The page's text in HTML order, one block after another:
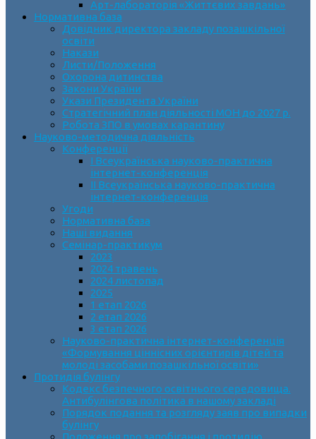
Арт-лабораторія «Життєвих завдань»
Нормативна база
Довідник директора закладу позашкільної
освіти
Накази
Листи/Положення
Охорона дитинства
Закони України
Укази Президента України
Стратегічний план діяльності МОН до 2027 р.
Робота ЗПО в умовах карантину
Науково-методична діяльність
Конференції
І Всеукраїнська науково-практична
інтернет-конференція
ІІ Всеукраїнська науково-практична
інтернет-конференція
Угоди
Нормативна база
Наші видання
Семінар-практикум
2023
2024 травень
2024 листопад
2025
1 етап 2026
2 етап 2026
3 етап 2026
Науково-практична інтернет-конференція
«Формування ціннісних орієнтирів дітей та
молоді засобами позашкільної освіти»
Протидія булінгу
Кодекс безпечного освітнього середовища.
Антибулінгова політика в нашому закладі
Порядок подання та розгляду заяв про випадки
булінгу
Положення про запобігання і протидію